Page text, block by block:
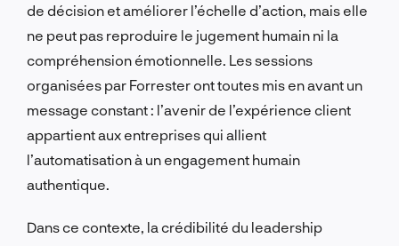
de décision et améliorer l’échelle d’action, mais elle
ne peut pas reproduire le jugement humain ni la
compréhension émotionnelle. Les sessions
organisées par Forrester ont toutes mis en avant un
message constant : l’avenir de l’expérience client
appartient aux entreprises qui allient
l’automatisation à un engagement humain
authentique.
Dans ce contexte, la crédibilité du leadership